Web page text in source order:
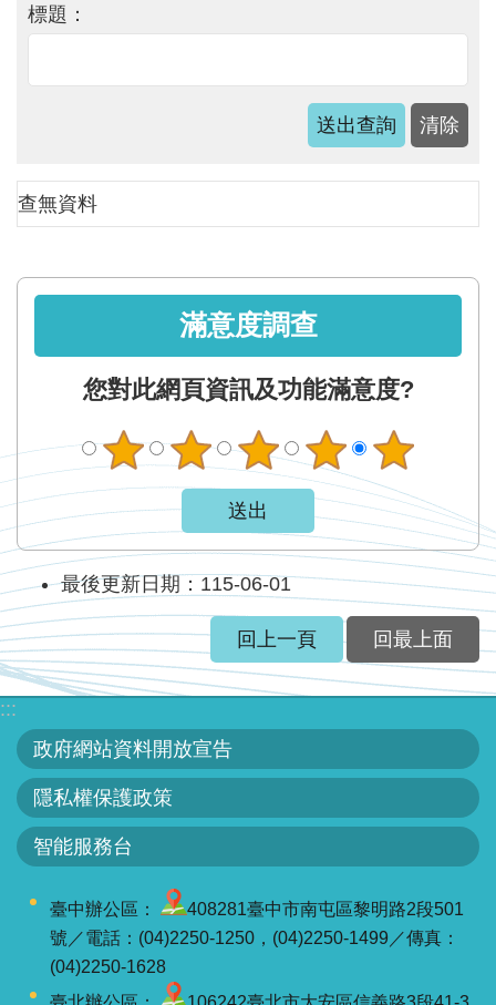
軸
新
公
告
息
民
服
務
關
於
本
署
網
站
導
覽
首
意
標題：
查無資料
滿意度調查
您對此網頁資訊及功能滿意度?
最後更新日期：115-06-01
回上一頁 回最上面
:::
政府網站資料開放宣告
隱私權保護政策
智能服務台
臺中辦公區：
408281臺中市南屯區黎明路2段501
號／電話：(04)2250-1250，(04)2250-1499／傳真：
(04)2250-1628